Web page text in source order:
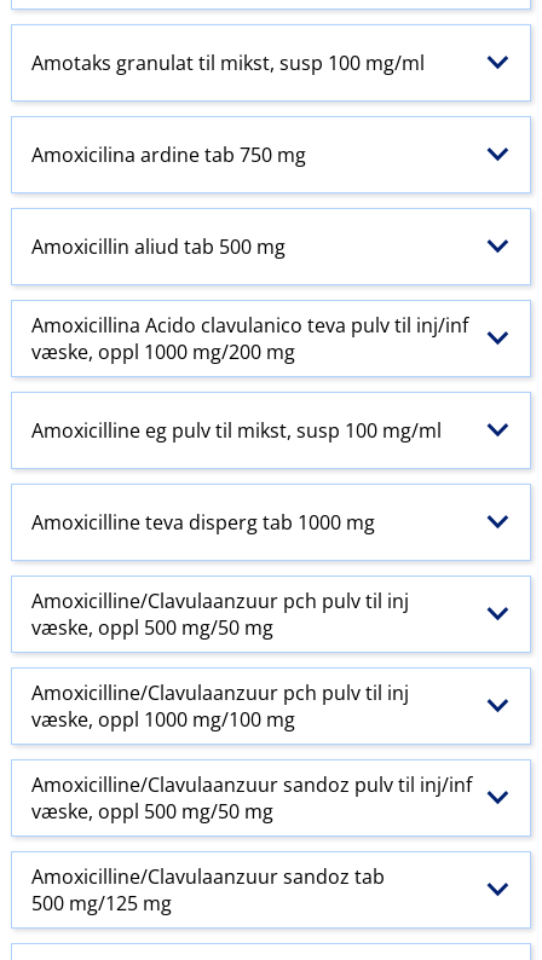
Amotaks granulat til mikst, susp 100 mg/ml
Amoxicilina ardine tab 750 mg
Amoxicillin aliud tab 500 mg
Amoxicillina Acido clavulanico teva pulv til inj​/​inf
væske, oppl 1000 mg/200 mg
Amoxicilline eg pulv til mikst, susp 100 mg/ml
Amoxicilline teva disperg tab 1000 mg
Amoxicilline​/​Clavulaanzuur pch pulv til inj
væske, oppl 500 mg/50 mg
Amoxicilline​/​Clavulaanzuur pch pulv til inj
væske, oppl 1000 mg/100 mg
Amoxicilline​/​Clavulaanzuur sandoz pulv til inj​/​inf
væske, oppl 500 mg/50 mg
Amoxicilline​/​Clavulaanzuur sandoz tab
500 mg/125 mg